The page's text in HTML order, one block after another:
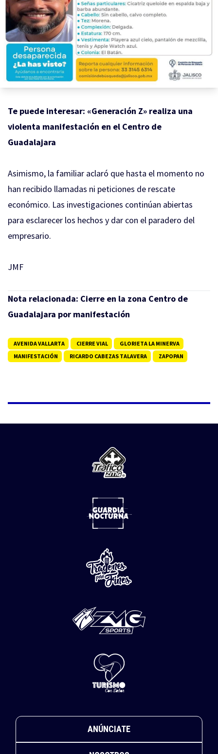
Te puede interesar: «Generación Z» realiza una
violenta manifestación en el Centro de
Guadalajara
Asimismo, la familiar aclaró que hasta el momento no
han recibido llamadas ni peticiones de rescate
económico. Las investigaciones continúan abiertas
para esclarecer los hechos y dar con el paradero del
empresario.
JMF
Nota relacionada: Cierre en la zona Centro de
Guadalajara por manifestación
AVENIDA VALLARTA CIERRE VIAL
GLORIETA LA MINERVA
MANIFESTACIÓN
RICARDO CABEZAS TALAVERA ZAPOPAN
ANÚNCIATE